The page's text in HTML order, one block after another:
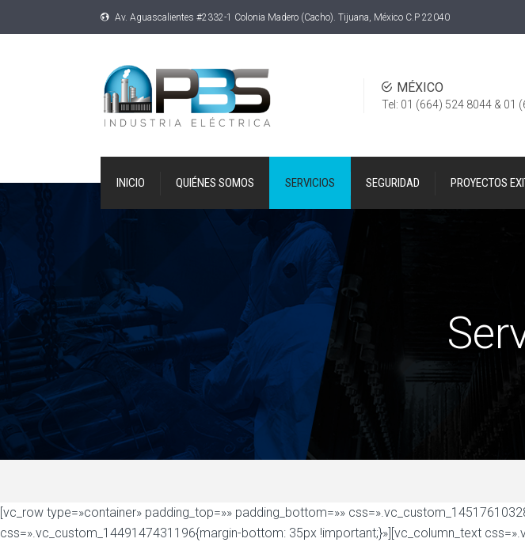
Av. Aguascalientes #2332-1 Colonia Madero (Cacho). Tijuana, México C.P 22040
MÉXICO
Tel: 01 (664) 524 8044 & 01
INICIO QUIÉNES SOMOS SERVICIOS SEGURIDAD PROYECTOS
[vc_row type=»container» padding_top=»» padding_bottom=»»
css=».vc_custom_1449147431196{margin-bottom: 35px !important;}»][vc_column_text